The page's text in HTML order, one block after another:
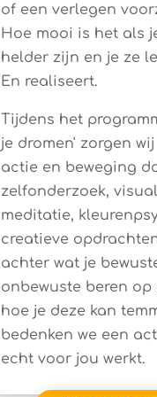
of een verlegen
Hoe mooi is het als
helder zijn en je ze
En realiseert.
Tijdens het
je dromen' zorgen
actie en beweging
zelfonderzoek,
meditatie,
creatieve
achter wat je
onbewuste beren op
hoe je deze kan
bedenken we een
echt voor jou werkt.